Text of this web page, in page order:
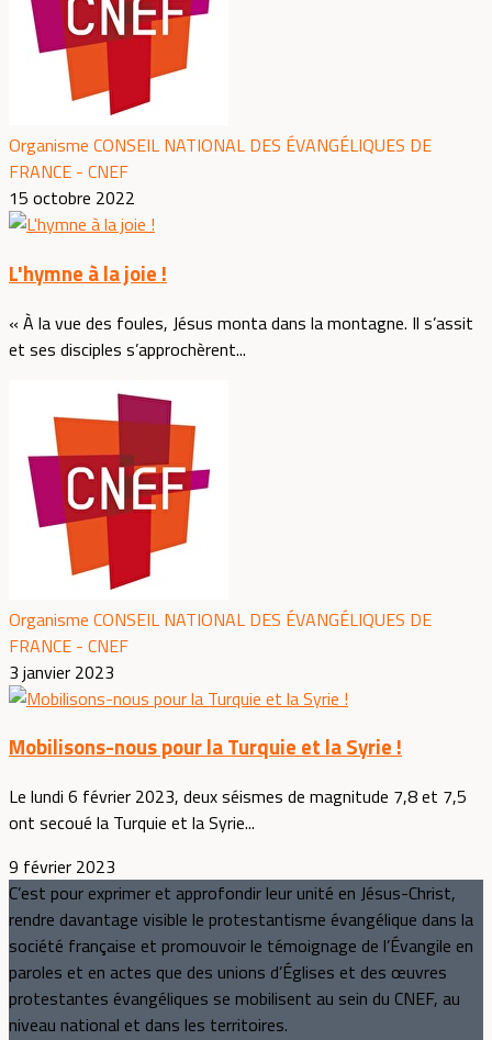
Organisme CONSEIL NATIONAL DES ÉVANGÉLIQUES DE
FRANCE - CNEF
15 octobre 2022
L'hymne à la joie !
« À la vue des foules, Jésus monta dans la montagne. Il s’assit
et ses disciples s’approchèrent...
Organisme CONSEIL NATIONAL DES ÉVANGÉLIQUES DE
FRANCE - CNEF
3 janvier 2023
Mobilisons-nous pour la Turquie et la Syrie !
Le lundi 6 février 2023, deux séismes de magnitude 7,8 et 7,5
ont secoué la Turquie et la Syrie...
9 février 2023
C’est pour exprimer et approfondir leur unité en Jésus-Christ,
rendre davantage visible le protestantisme évangélique dans la
société française et promouvoir le témoignage de l’Évangile en
paroles et en actes que des unions d’Églises et des œuvres
protestantes évangéliques se mobilisent au sein du CNEF, au
niveau national et dans les territoires.